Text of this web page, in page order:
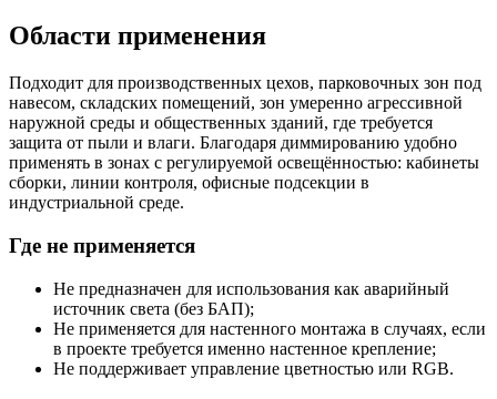
Области применения
Подходит для производственных цехов, парковочных зон под
навесом, складских помещений, зон умеренно агрессивной
наружной среды и общественных зданий, где требуется
защита от пыли и влаги. Благодаря диммированию удобно
применять в зонах с регулируемой освещённостью: кабинеты
сборки, линии контроля, офисные подсекции в
индустриальной среде.
Где не применяется
Не предназначен для использования как аварийный
источник света (без БАП);
Не применяется для настенного монтажа в случаях, если
в проекте требуется именно настенное крепление;
Не поддерживает управление цветностью или RGB.